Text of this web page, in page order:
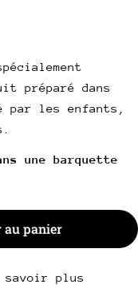
préparé dans
par les enfants,
une barquette
escalope de veau
pour Mini
au panier
plus